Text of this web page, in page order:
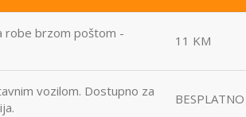
robe brzom poštom -
11 KM
vozilom. Dostupno za
BESPLATNO